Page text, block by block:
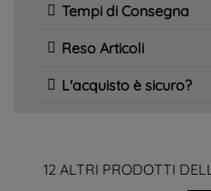
Tempi di Consegna
Reso Articoli
L'acquisto è sicuro?
12 ALTRI PRODOTTI